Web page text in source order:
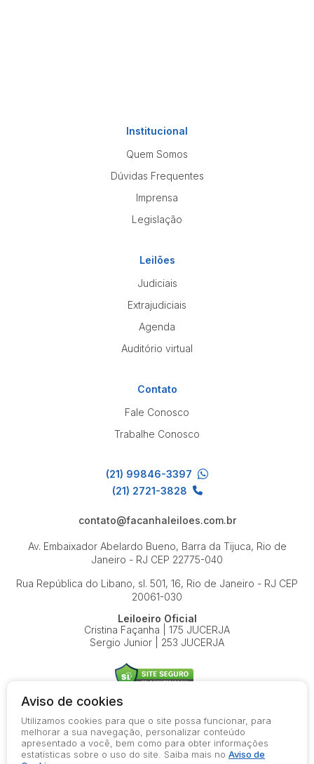
Institucional
Quem Somos
Dúvidas Frequentes
Imprensa
Legislação
Leilões
Judiciais
Extrajudiciais
Agenda
Auditório virtual
Contato
Fale Conosco
Trabalhe Conosco
(21) 99846-3397
(21) 2721-3828
contato@facanhaleiloes.com.br
Av. Embaixador Abelardo Bueno, Barra da Tijuca, Rio de
Janeiro - RJ CEP 22775-040
Rua República do Libano, sl. 501, 16, Rio de Janeiro - RJ CEP
20061-030
Leiloeiro Oficial
Cristina Façanha | 175 JUCERJA
Sergio Junior | 253 JUCERJA
© 2026-present - Todos os direitos reservados
Política de Privacidade
Aviso de cookies
Utilizamos cookies para que o site possa funcionar, para
melhorar a sua navegação, personalizar conteúdo
apresentado a você, bem como para obter informações
estatísticas sobre o uso do site. Saiba mais no Aviso de